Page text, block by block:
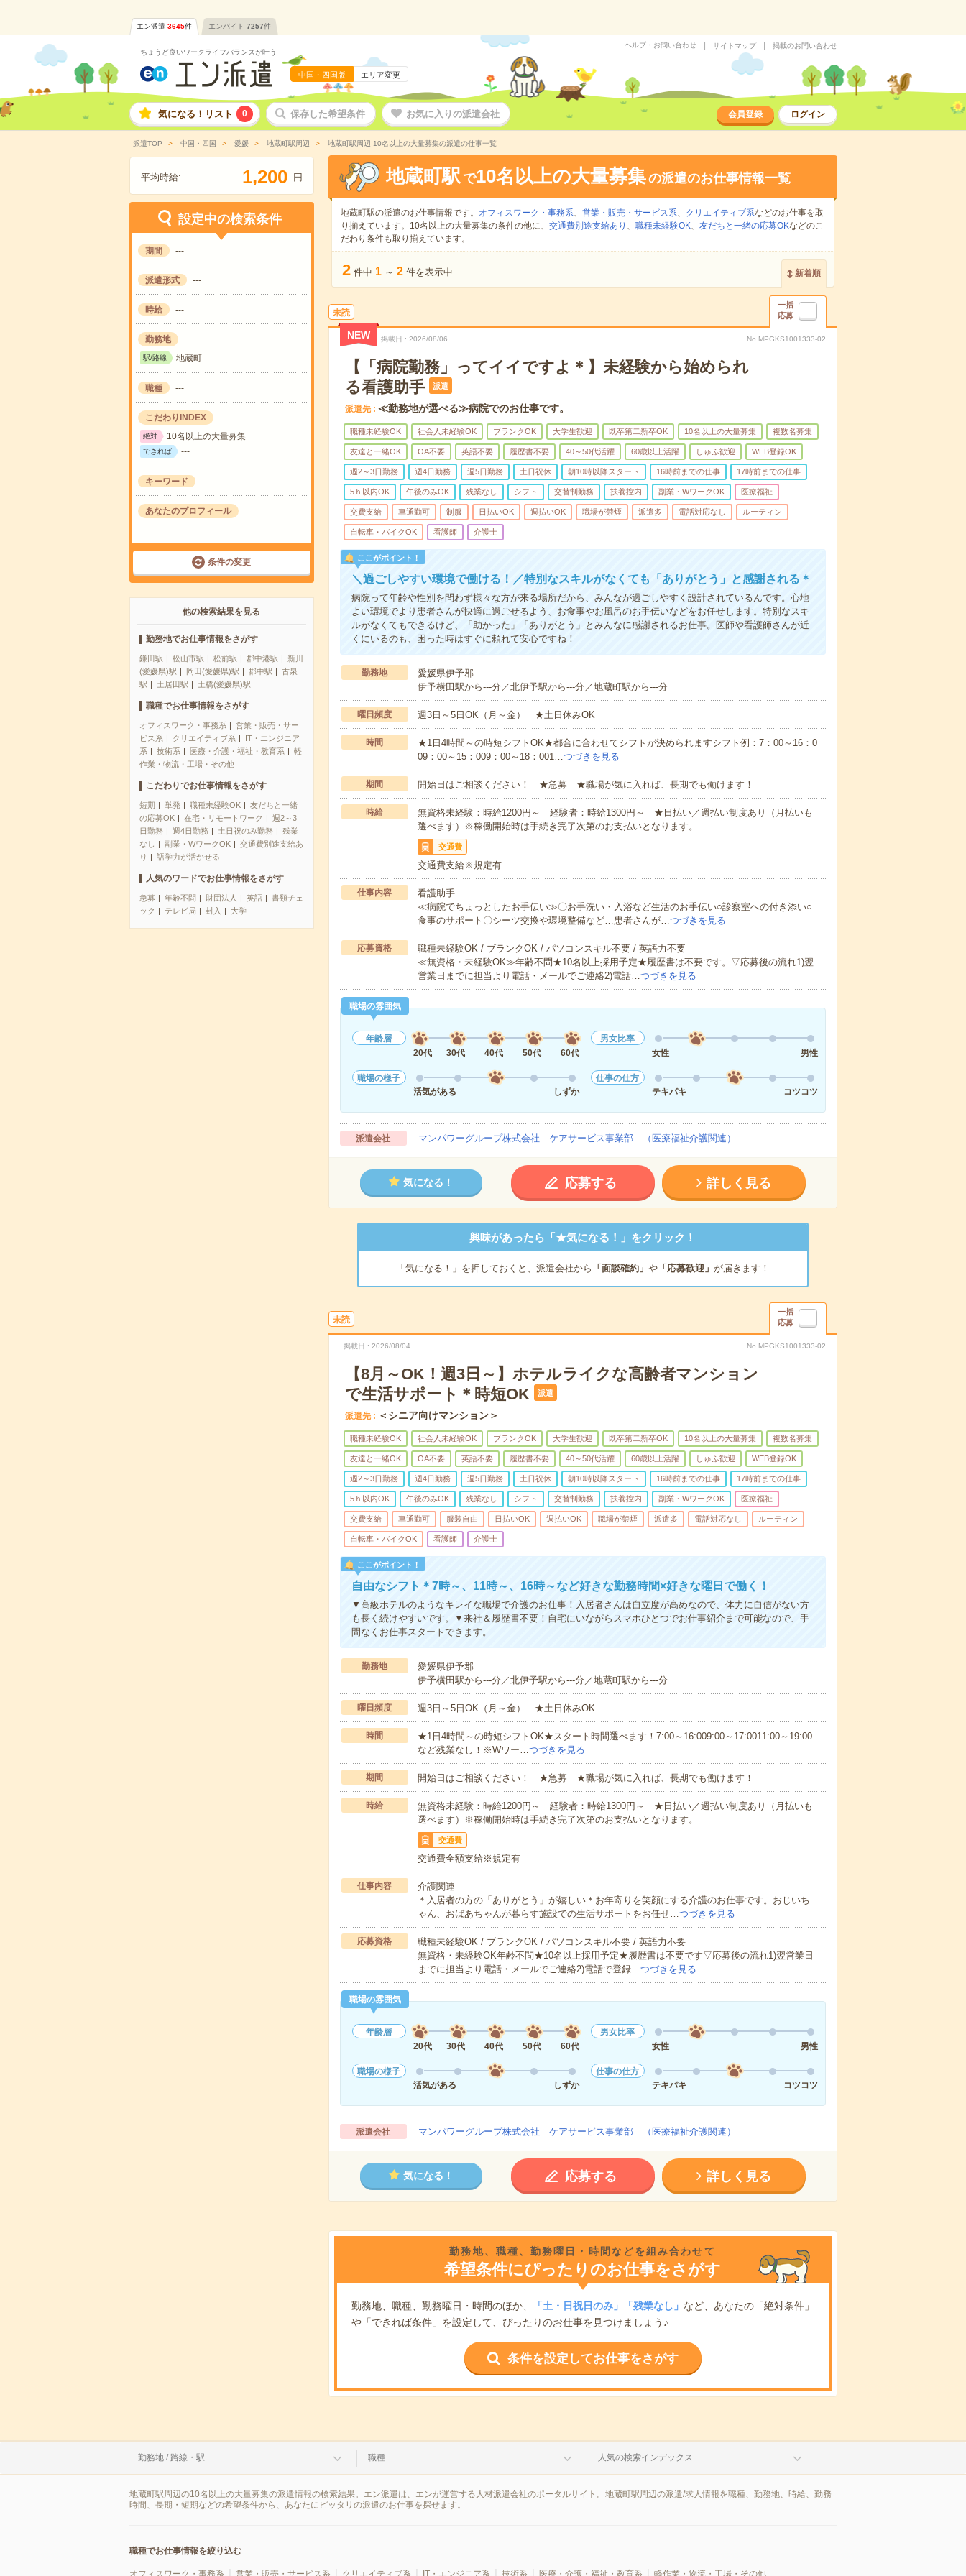
エン派遣 3645件 エンバイト 7257件
ちょうど良いワークライフバランスが叶う
中国・四国版 エリア変更
ヘルプ・お問い合わせ サイトマップ 掲載のお問い合わせ
気になる！リスト 0 保存した希望条件 お気に入りの派遣会社 会員登録 ログイン
派遣TOP 中国・四国 愛媛 地蔵町駅周辺 地蔵町駅周辺 10名以上の大量募集の派遣の仕事一覧
平均時給: 1,200 円
設定中の検索条件
期間 ---
派遣形式 ---
時給 ---
勤務地
駅/路線 地蔵町
職種 ---
こだわりINDEX
絶対 10名以上の大量募集
できれば ---
キーワード ---
あなたのプロフィール
---
条件の変更
他の検索結果を見る
勤務地でお仕事情報をさがす
鎌田駅 松山市駅 松前駅 郡中港駅
新川
(愛媛県)駅
岡田(愛媛県)駅 郡中駅
古泉
駅
土居田駅 土橋(愛媛県)駅
職種でお仕事情報をさがす
オフィスワーク・事務系
営業・販売・サー
ビス系
クリエイティブ系
IT・エンジニア
系
技術系 医療・介護・福祉・教育系
軽
作業・物流・工場・その他
こだわりでお仕事情報をさがす
短期 単発 職種未経験OK
友だちと一緒
の応募OK
在宅・リモートワーク
週2～3
日勤務
週4日勤務 土日祝のみ勤務
残業
なし
副業・WワークOK
交通費別途支給あ
り
語学力が活かせる
人気のワードでお仕事情報をさがす
急募 年齢不問 財団法人 英語
書類チェ
ック
テレビ局 封入 大学
地蔵町駅 で10名以上の大量募集の派遣のお仕事情報一覧
地蔵町駅の派遣のお仕事情報です。 オフィスワーク・事務系、 営業・販売・サービス系、 クリエイティブ系などのお仕事を取
り揃えています。10名以上の大量募集の条件の他に、 交通費別途支給あり 、 職種未経験OK、 友だちと一緒の応募OKなどのこ
だわり条件も取り揃えています。
2 件中 1 ～ 2 件を表示中 新着順
未読
一括
応募
NEW 掲載日 2026/08/06 No.MPGKS1001333-02
【「病院勤務」ってイイですよ＊】未経験から始められ
る看護助手
派遣
派遣先 ≪勤務地が選べる≫病院でのお仕事です。
職種未経験OK 社会人未経験OK ブランクOK 大学生歓迎 既卒第二新卒OK 10名以上の大量募集 複数名募集
友達と一緒OK OA不要 英語不要 履歴書不要 40～50代活躍 60歳以上活躍 しゅふ歓迎 WEB登録OK
週2～3日勤務 週4日勤務 週5日勤務 土日祝休 朝10時以降スタート 16時前までの仕事 17時前までの仕事
5ｈ以内OK 午後のみOK 残業なし シフト 交替制勤務 扶養控内 副業・WワークOK 医療福祉
交費支給 車通勤可 制服 日払いOK 週払いOK 職場が禁煙 派遣多 電話対応なし ルーティン
自転車・バイクOK 看護師 介護士
ここがポイント！
＼過ごしやすい環境で働ける！／特別なスキルがなくても「ありがとう」と感謝される＊
病院って年齢や性別を問わず様々な方が来る場所だから、みんなが過ごしやすく設計されているんです。心地
よい環境でより患者さんが快適に過ごせるよう、お食事やお風呂のお手伝いなどをお任せします。特別なスキ
ルがなくてもできるけど、「助かった」「ありがとう」とみんなに感謝されるお仕事。医師や看護師さんが近
くにいるのも、困った時はすぐに頼れて安心ですね！
勤務地
愛媛県伊予郡
伊予横田駅から---分／北伊予駅から---分／地蔵町駅から---分
曜日頻度 週3日～5日OK（月～金） ★土日休みOK
時間
★1日4時間～の時短シフトOK★都合に合わせてシフトが決められますシフト例：7：00～16：0
09：00～15：009：00～18：001…つづきを見る
期間 開始日はご相談ください！ ★急募 ★職場が気に入れば、長期でも働けます！
時給
無資格未経験：時給1200円～ 経験者：時給1300円～ ★日払い／週払い制度あり（月払いも
選べます）※稼働開始時は手続き完了次第のお支払いとなります。
交通費
交通費支給※規定有
仕事内容
看護助手
≪病院でちょっとしたお手伝い≫〇お手洗い・入浴など生活のお手伝い○診察室への付き添い○
食事のサポート〇シーツ交換や環境整備など…患者さんが…つづきを見る
応募資格
職種未経験OK / ブランクOK / パソコンスキル不要 / 英語力不要
≪無資格・未経験OK≫年齢不問★10名以上採用予定★履歴書は不要です。▽応募後の流れ1)翌
営業日までに担当より電話・メールでご連絡2)電話…つづきを見る
職場の雰囲気
年齢層
20代
30代 40代 50代 60代
男女比率
女性
男性
職場の様子
活気がある
しずか
仕事の仕方
テキパキ
コツコツ
派遣会社 マンパワーグループ株式会社 ケアサービス事業部 （医療福祉介護関連）
気になる！ 応募する 詳しく見る
興味があったら「★気になる！」をクリック！
「気になる！」を押しておくと、派遣会社から 「面談確約」 や「応募歓迎」 が届きます！
未読
一括
応募
掲載日 2026/08/04 No.MPGKS1001333-02
【8月～OK！週3日～】ホテルライクな高齢者マンション
で生活サポート＊時短OK
派遣
派遣先 ＜シニア向けマンション＞
職種未経験OK 社会人未経験OK ブランクOK 大学生歓迎 既卒第二新卒OK 10名以上の大量募集 複数名募集
友達と一緒OK OA不要 英語不要 履歴書不要 40～50代活躍 60歳以上活躍 しゅふ歓迎 WEB登録OK
週2～3日勤務 週4日勤務 週5日勤務 土日祝休 朝10時以降スタート 16時前までの仕事 17時前までの仕事
5ｈ以内OK 午後のみOK 残業なし シフト 交替制勤務 扶養控内 副業・WワークOK 医療福祉
交費支給 車通勤可 服装自由 日払いOK 週払いOK 職場が禁煙 派遣多 電話対応なし ルーティン
自転車・バイクOK 看護師 介護士
ここがポイント！
自由なシフト＊7時～、11時～、16時～など好きな勤務時間×好きな曜日で働く！
▼高級ホテルのようなキレイな職場で介護のお仕事！入居者さんは自立度が高めなので、体力に自信がない方
も長く続けやすいです。▼来社＆履歴書不要！自宅にいながらスマホひとつでお仕事紹介まで可能なので、手
間なくお仕事スタートできます。
勤務地
愛媛県伊予郡
伊予横田駅から---分／北伊予駅から---分／地蔵町駅から---分
曜日頻度 週3日～5日OK（月～金） ★土日休みOK
時間
★1日4時間～の時短シフトOK★スタート時間選べます！7:00～16:009:00～17:0011:00～19:00
など残業なし！※Wワー…つづきを見る
期間 開始日はご相談ください！ ★急募 ★職場が気に入れば、長期でも働けます！
時給
無資格未経験：時給1200円～ 経験者：時給1300円～ ★日払い／週払い制度あり（月払いも
選べます）※稼働開始時は手続き完了次第のお支払いとなります。
交通費
交通費全額支給※規定有
仕事内容
介護関連
＊入居者の方の「ありがとう」が嬉しい＊お年寄りを笑顔にする介護のお仕事です。おじいち
ゃん、おばあちゃんが暮らす施設での生活サポートをお任せ…つづきを見る
応募資格
職種未経験OK / ブランクOK / パソコンスキル不要 / 英語力不要
無資格・未経験OK年齢不問★10名以上採用予定★履歴書は不要です▽応募後の流れ1)翌営業日
までに担当より電話・メールでご連絡2)電話で登録…つづきを見る
職場の雰囲気
年齢層
20代
30代 40代 50代 60代
男女比率
女性
男性
職場の様子
活気がある
しずか
仕事の仕方
テキパキ
コツコツ
派遣会社 マンパワーグループ株式会社 ケアサービス事業部 （医療福祉介護関連）
気になる！ 応募する 詳しく見る
勤務地、職種、勤務曜日・時間などを組み合わせて
希望条件にぴったりのお仕事をさがす
勤務地、職種、勤務曜日・時間のほか、 「土・日祝日のみ」「残業なし」 など、あなたの「絶対条件」
や「できれば条件」を設定して、ぴったりのお仕事を見つけましょう♪
条件を設定してお仕事をさがす
勤務地 / 路線・駅 職種 人気の検索インデックス
地蔵町駅周辺の10名以上の大量募集の派遣情報の検索結果。エン派遣は、エンが運営する人材派遣会社のポータルサイト。地蔵町駅周辺の派遣/求人情報を職種、勤務地、時給、勤務
時間、長期・短期などの希望条件から、あなたにピッタリの派遣のお仕事を探せます。
職種でお仕事情報を絞り込む
オフィスワーク・事務系 営業・販売・サービス系 クリエイティブ系 IT・エンジニア系 技術系 医療・介護・福祉・教育系 軽作業・物流・工場・その他